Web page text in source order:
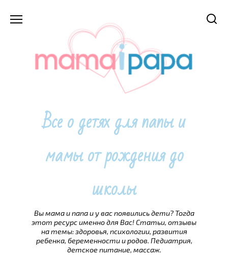
Все о детях для папы и
мамы от рождения до
школы
Вы мама и папа и у вас появились дети? Тогда
этот ресурс именно для Вас! Статьи, отзывы
на темы: здоровья, психологии, развития
ребенка, беременности и родов. Педиатрия,
детское питание, массаж.